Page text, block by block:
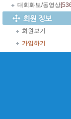
대회화보/동영상
회원보기
가입하기